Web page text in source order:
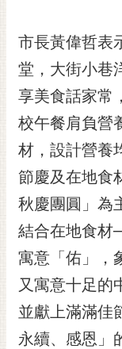
桐
花
祭
網
站
導
覽
訂
閱
RSS
訂
閱
電
子
市長黃偉哲表
堂，大街小巷
享美食話家常
校午餐肩負營
材，設計營養
節慶及在地食
秋慶團圓」為
結合在地食材
寓意「佑」，
又寓意十足的
並獻上滿滿佳
永續、感恩」